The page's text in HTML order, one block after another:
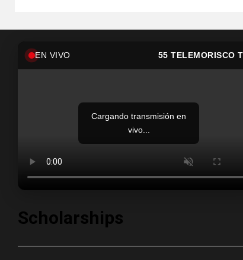
EN VIVO 55 TELEMORISCO
Cargando transmisión en
vivo...
Scholarships